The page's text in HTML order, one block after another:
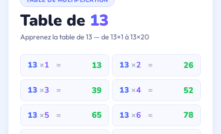
Table de 13
Apprenez la table de 13 — de 13×1 à 13×20
13 ×1 = 13 13 ×2 = 26
13 ×3 = 39 13 ×4 = 52
13 ×5 = 65 13 ×6 = 78